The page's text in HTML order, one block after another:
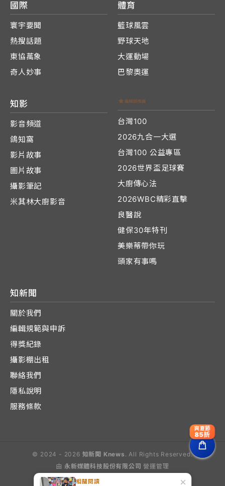
×
相關閱讀
國際
寰宇要聞
熱搜話題
東協萬象
奇人妙事
體育
籃球風雲
野球天地
大運動場
巴黎奧運
知影
影音頻道
鴿知窩
影片故事
圖片故事
攝影筆記
米其林大廚影音
台灣100
2026九合一大選
台灣100 公益專區
2026世界盃足球賽
大廚傳心法
2026WBC精彩直擊
良醫說
健保30年特刊
美樂蒂帶你玩
頭家有事嗎
知新聞
關於我們
編輯規範與申訴
得獎紀錄
攝影棚出租
聯絡我們
隱私說明
服務條款
© 2024 - 2026 知新聞 Knews . All Rights Reserved.
由 永新媒體科技股份有限公司 營運管理
Operated by E-Lite Media Co., Ltd.
爽夏節
85折